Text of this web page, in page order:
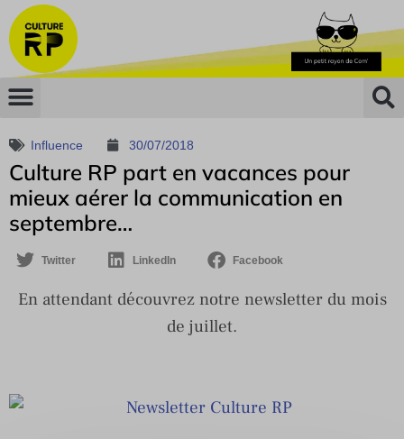
Influence 30/07/2018
Culture RP part en vacances pour
mieux aérer la communication en
septembre…
Twitter LinkedIn Facebook
En attendant découvrez notre newsletter du mois
de juillet.